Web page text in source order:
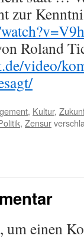
zur
Roland
video/
, Kultur,
, Zensur
um einen